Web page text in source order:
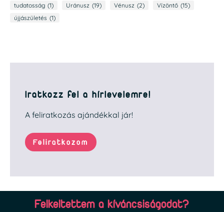
tudatosság (1) Uránusz (19) Vénusz (2) Vízöntő (15)
újjászületés (1)
Iratkozz fel a hírlevelemre!
A feliratkozás ajándékkal jár!
Feliratkozom
Felkeltettem a kíváncsiságodat?